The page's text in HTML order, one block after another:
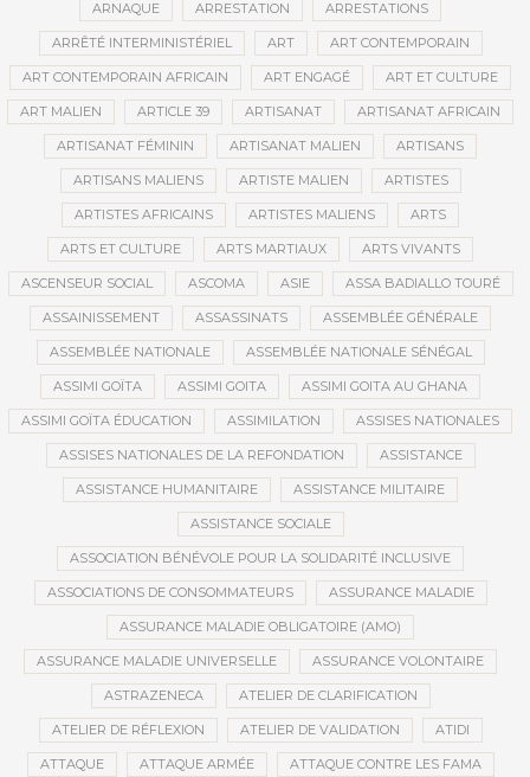
ARNAQUE ARRESTATION ARRESTATIONS
ARRÊTÉ INTERMINISTÉRIEL ART ART CONTEMPORAIN
ART CONTEMPORAIN AFRICAIN ART ENGAGÉ ART ET CULTURE
ART MALIEN ARTICLE 39 ARTISANAT ARTISANAT AFRICAIN
ARTISANAT FÉMININ ARTISANAT MALIEN ARTISANS
ARTISANS MALIENS ARTISTE MALIEN ARTISTES
ARTISTES AFRICAINS ARTISTES MALIENS ARTS
ARTS ET CULTURE ARTS MARTIAUX ARTS VIVANTS
ASCENSEUR SOCIAL ASCOMA ASIE ASSA BADIALLO TOURÉ
ASSAINISSEMENT ASSASSINATS ASSEMBLÉE GÉNÉRALE
ASSEMBLÉE NATIONALE ASSEMBLÉE NATIONALE SÉNÉGAL
ASSIMI GOÏTA ASSIMI GOITA ASSIMI GOITA AU GHANA
ASSIMI GOÏTA ÉDUCATION ASSIMILATION ASSISES NATIONALES
ASSISES NATIONALES DE LA REFONDATION ASSISTANCE
ASSISTANCE HUMANITAIRE ASSISTANCE MILITAIRE
ASSISTANCE SOCIALE
ASSOCIATION BÉNÉVOLE POUR LA SOLIDARITÉ INCLUSIVE
ASSOCIATIONS DE CONSOMMATEURS ASSURANCE MALADIE
ASSURANCE MALADIE OBLIGATOIRE (AMO)
ASSURANCE MALADIE UNIVERSELLE ASSURANCE VOLONTAIRE
ASTRAZENECA ATELIER DE CLARIFICATION
ATELIER DE RÉFLEXION ATELIER DE VALIDATION ATIDI
ATTAQUE ATTAQUE ARMÉE ATTAQUE CONTRE LES FAMA